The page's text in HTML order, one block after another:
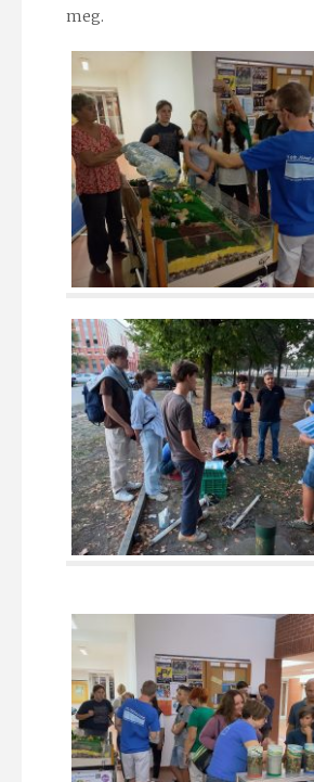
meg.